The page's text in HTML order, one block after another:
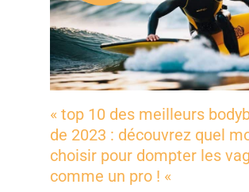
« top 10 des meilleurs
de 2023 : découvrez quel
choisir pour dompter les
comme un pro ! «